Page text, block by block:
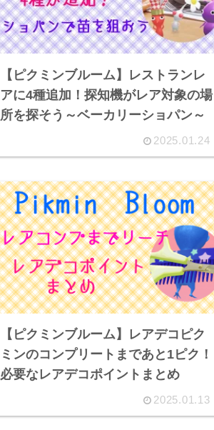
【ピクミンブルーム】レストランレ
アに4種追加！探知機がレア対象の場
所を探そう～ベーカリーショパン～
2025.01.24
【ピクミンブルーム】レアデコピク
ミンのコンプリートまであと1ピク！
必要なレアデコポイントまとめ
2025.01.13